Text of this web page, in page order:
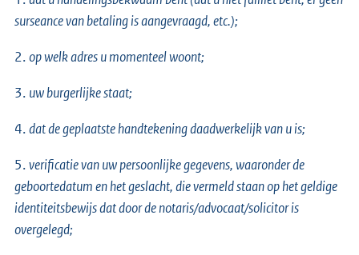
surseance van betaling is aangevraagd, etc.);
2.op welk adres u momenteel woont;
3. uw burgerlijke staat;
4.dat de geplaatste handtekening daadwerkelijk van u is;
5.verificatie van uw persoonlijke gegevens, waaronder de
geboortedatum en het geslacht, die vermeld staan op het geldige
identiteitsbewijs dat door de notaris/advocaat/solicitor is
overgelegd;